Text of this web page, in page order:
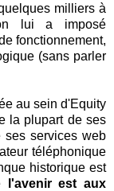
milliers à
lui a imposé
fonctionnement,
(sans parler
au sein d'Equity
la plupart de ses
ses services web
téléphonique
historique est
l'avenir est aux